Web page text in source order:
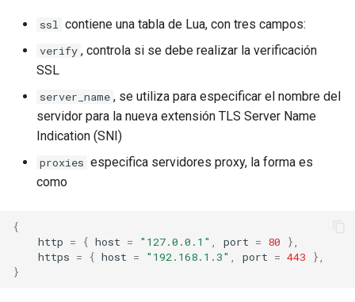
phantom-token
postgres
proxy-connect
push-stream
rdns
ssl contiene una tabla de Lua, con tres campos:
verify , controla si se debe realizar la verificación
SSL
server_name , se utiliza para especificar el nombre del
servidor para la nueva extensión TLS Server Name
Indication (SNI)
proxies especifica servidores proxy, la forma es
como
{
http = { host = "127.0.0.1" port = 80
},
https = { host = "192.168.1.3" port = 443
},
}